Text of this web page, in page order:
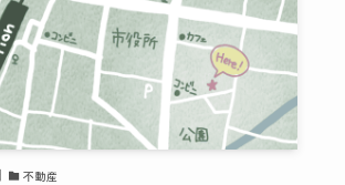
不動産